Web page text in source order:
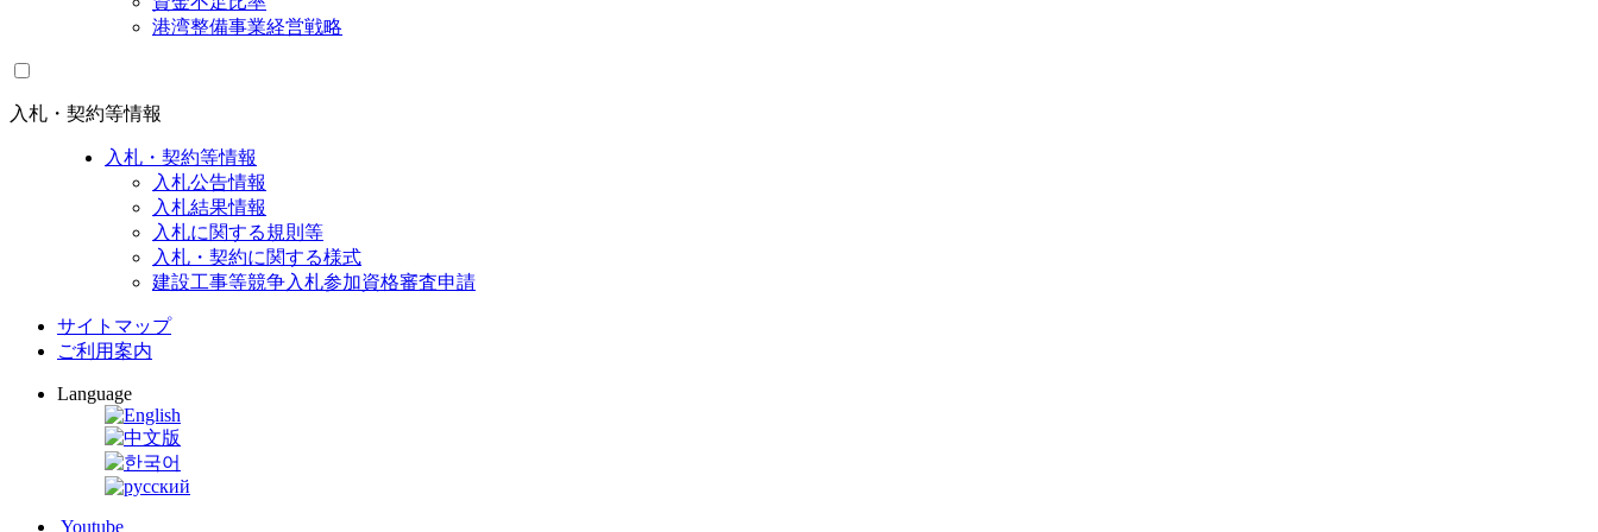
港湾整備事業経営戦略
入札・契約等情報
入札・契約等情報
入札公告情報
入札結果情報
入札に関する規則等
入札・契約に関する様式
建設工事等競争入札参加資格審査申請
サイトマップ
ご利用案内
Language
Youtube